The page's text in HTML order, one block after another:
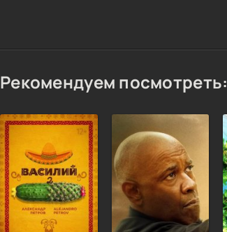
Рекомендуем посмотреть: